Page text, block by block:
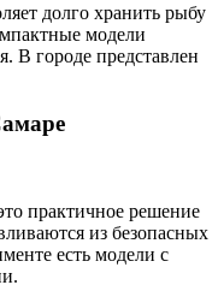
долго хранить рыбу
модели
В городе представлен
практичное решение
из безопасных
есть модели с